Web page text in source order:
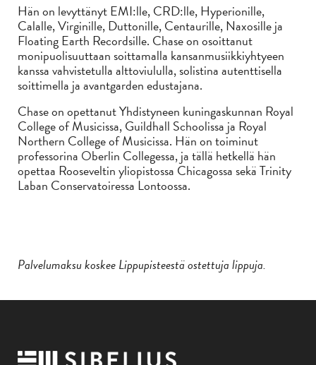
Hän on levyttänyt EMI:lle, CRD:lle, Hyperionille,
Calalle, Virginille, Duttonille, Centaurille, Naxosille ja
Floating Earth Recordsille. Chase on osoittanut
monipuolisuuttaan soittamalla kansanmusiikkiyhtyeen
kanssa vahvistetulla alttoviululla, solistina autenttisella
soittimella ja avantgarden edustajana.
Chase on opettanut Yhdistyneen kuningaskunnan Royal
College of Musicissa, Guildhall Schoolissa ja Royal
Northern College of Musicissa. Hän on toiminut
professorina Oberlin Collegessa, ja tällä hetkellä hän
opettaa Rooseveltin yliopistossa Chicagossa sekä Trinity
Laban Conservatoiressa Lontoossa.
Palvelumaksu koskee Lippupisteestä ostettuja lippuja.